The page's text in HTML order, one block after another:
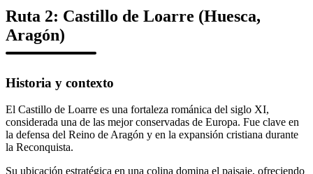
Ruta 2: Castillo de Loarre (Huesca,
Aragón)
Historia y contexto
El Castillo de Loarre es una fortaleza románica del siglo XI,
considerada una de las mejor conservadas de Europa. Fue clave en
la defensa del Reino de Aragón y en la expansión cristiana durante
la Reconquista.
Su ubicación estratégica en una colina domina el paisaje, ofreciendo